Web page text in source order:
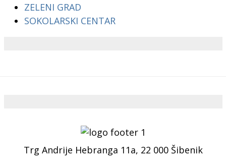
ZELENI GRAD
SOKOLARSKI CENTAR
Trg Andrije Hebranga 11a, 22 000 Šibenik